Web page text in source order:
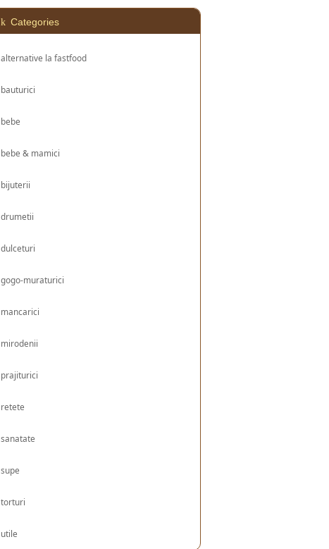
Categories
alternative la fastfood
bauturici
bebe
bebe & mamici
bijuterii
drumetii
dulceturi
gogo-muraturici
mancarici
mirodenii
prajiturici
retete
sanatate
supe
torturi
utile